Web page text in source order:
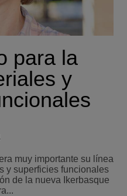
para la
y
muy importante su línea
y superficies funcionales
de la nueva Ikerbasque